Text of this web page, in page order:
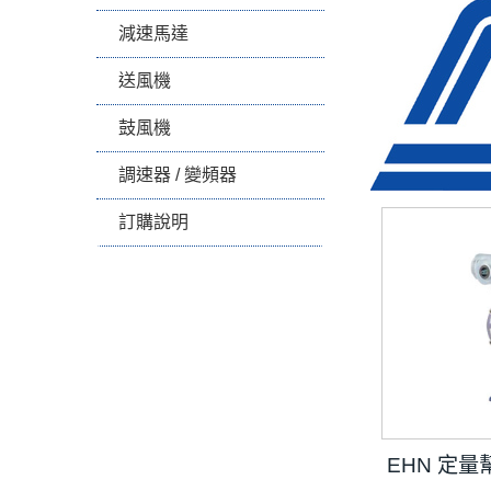
減速馬達
送風機
鼓風機
調速器 / 變頻器
訂購說明
EHN 定量